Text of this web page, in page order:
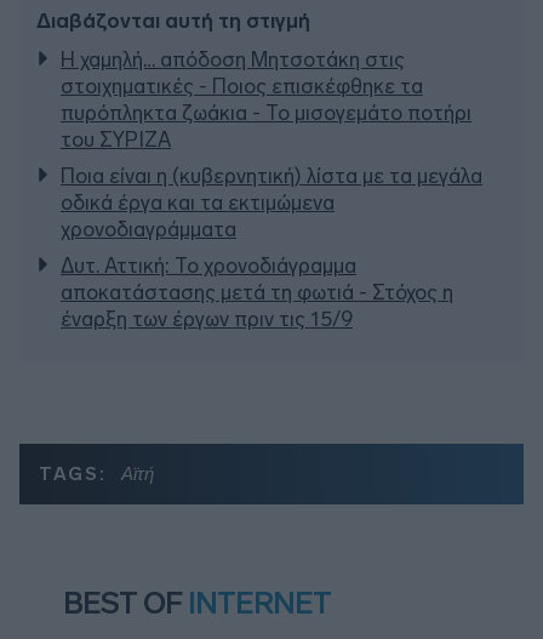
Διαβάζονται αυτή τη στιγμή
Η χαμηλή… απόδοση Μητσοτάκη στις
στοιχηματικές - Ποιος επισκέφθηκε τα
πυρόπληκτα ζωάκια - Το μισογεμάτο ποτήρι
του ΣΥΡΙΖΑ
Ποια είναι η (κυβερνητική) λίστα με τα μεγάλα
οδικά έργα και τα εκτιμώμενα
χρονοδιαγράμματα
Δυτ. Αττική: Το χρονοδιάγραμμα
αποκατάστασης μετά τη φωτιά - Στόχος η
έναρξη των έργων πριν τις 15/9
TAGS: Αϊτή
BEST OF INTERNET